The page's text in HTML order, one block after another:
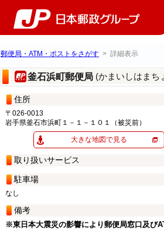
郵便局・ATM・ポストをさがす > 詳細表示
釜石浜町郵便局 (かまいしはまち
住所
〒026-0013
岩手県釜石市浜町１－１－１０１（被災前）
大きな地図で見る
取り扱いサービス
駐車場
なし
備考
※東日本大震災の影響により郵便局窓口及び